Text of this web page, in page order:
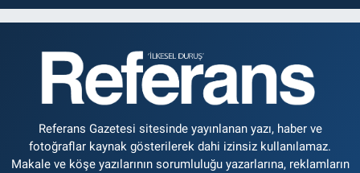
Referans Gazetesi sitesinde yayınlanan yazı, haber ve
fotoğraflar kaynak gösterilerek dahi izinsiz kullanılamaz.
Makale ve köşe yazılarının sorumluluğu yazarlarına, reklamların